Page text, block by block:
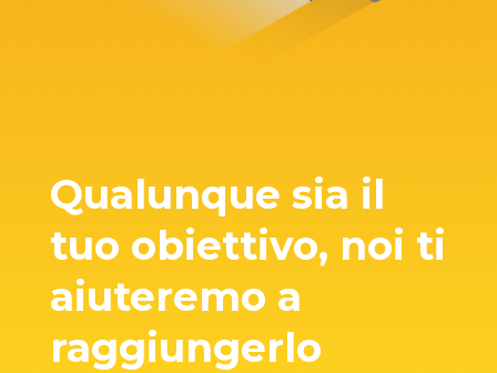
Qualunque sia il
tuo obiettivo, noi ti
aiuteremo a
raggiungerlo